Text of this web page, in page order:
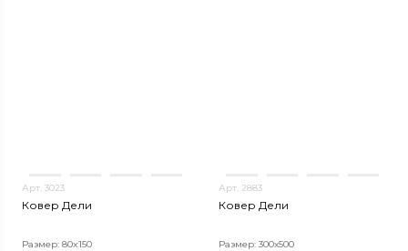
Арт. 3023
Ковер Дели
Размер: 80x150
Арт. 2883
Ковер Дели
Размер: 300х500